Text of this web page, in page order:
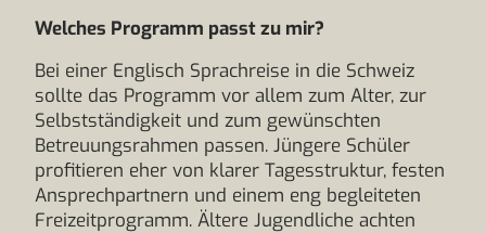
Welches Programm passt zu mir?
Bei einer Englisch Sprachreise in die Schweiz
sollte das Programm vor allem zum Alter, zur
Selbstständigkeit und zum gewünschten
Betreuungsrahmen passen. Jüngere Schüler
profitieren eher von klarer Tagesstruktur, festen
Ansprechpartnern und einem eng begleiteten
Freizeitprogramm. Ältere Jugendliche achten